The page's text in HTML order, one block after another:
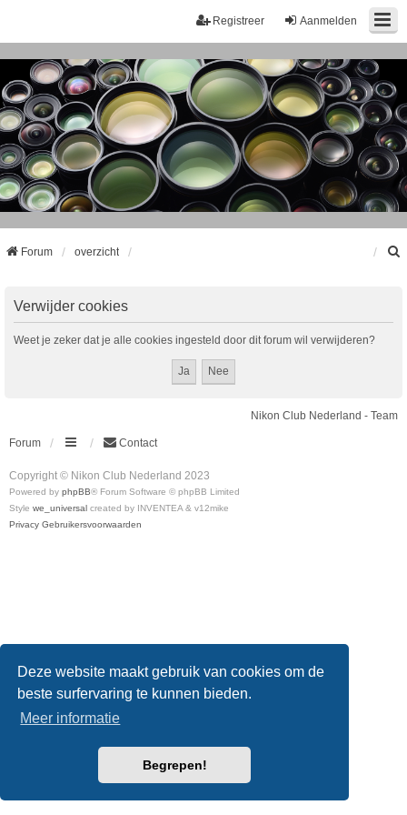
Deze website maakt gebruik van cookies om de
beste surfervaring te kunnen bieden.
Meer informatie
Begrepen!
Aanmelden
Registreer
Forum overzicht
Verwijder cookies
Weet je zeker dat je alle cookies ingesteld door dit forum wil verwijderen?
Nikon Club Nederland - Team
Forum Contact
Copyright © Nikon Club Nederland 2023
Powered by phpBB® Forum Software © phpBB Limited
Style we_universal created by INVENTEA & v12mike
Privacy Gebruikersvoorwaarden